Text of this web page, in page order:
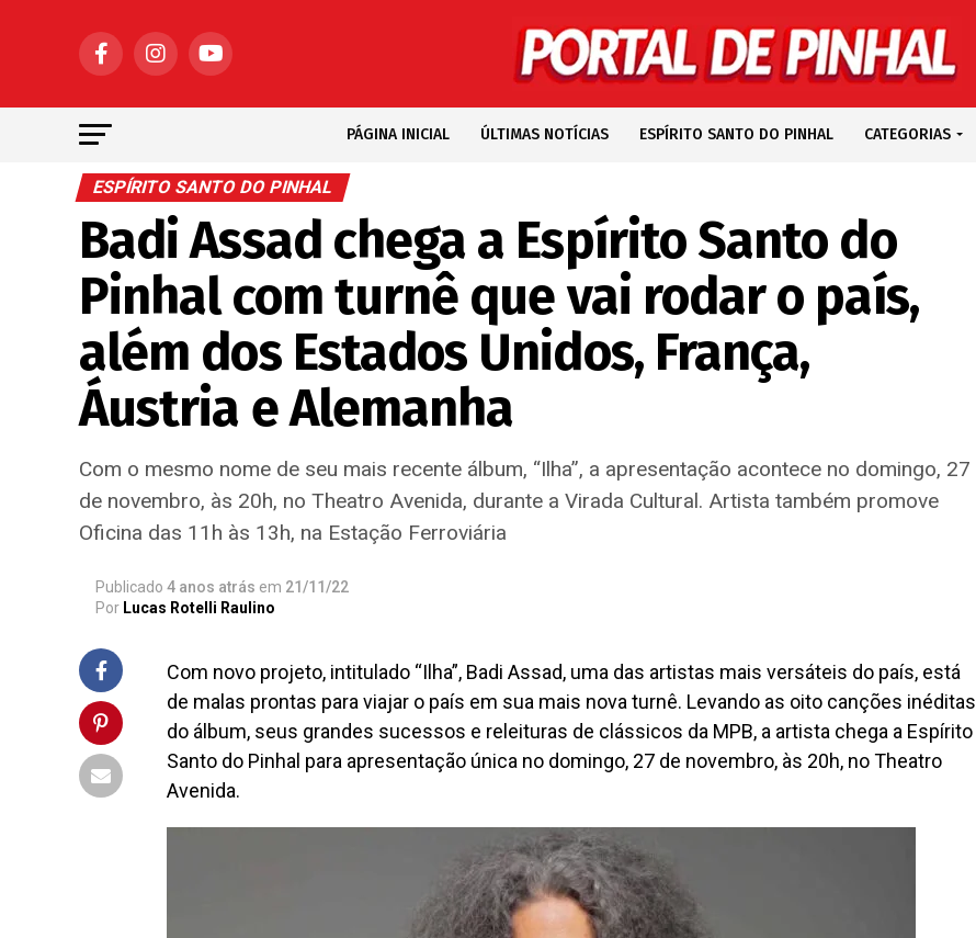
PÁGINA INICIAL ÚLTIMAS NOTÍCIAS ESPÍRITO SANTO DO PINHAL CATEGORIAS
ESPÍRITO SANTO DO PINHAL
Badi Assad chega a Espírito Santo do
Pinhal com turnê que vai rodar o país,
além dos Estados Unidos, França,
Áustria e Alemanha
Com o mesmo nome de seu mais recente álbum, “Ilha”, a apresentação acontece no domingo, 27
de novembro, às 20h, no Theatro Avenida, durante a Virada Cultural. Artista também promove
Oficina das 11h às 13h, na Estação Ferroviária
Publicado 4 anos atrás em 21/11/22
Por Lucas Rotelli Raulino
Com novo projeto, intitulado “Ilha”, Badi Assad, uma das artistas mais versáteis do país, está
de malas prontas para viajar o país em sua mais nova turnê. Levando as oito canções inéditas
do álbum, seus grandes sucessos e releituras de clássicos da MPB, a artista chega a Espírito
Santo do Pinhal para apresentação única no domingo, 27 de novembro, às 20h, no Theatro
Avenida.